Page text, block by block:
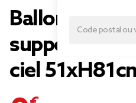
Ballon chiffre
support
ciel
0,89 €